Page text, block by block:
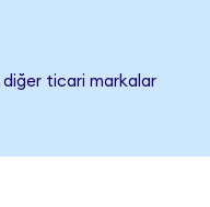
diğer ticari markalar